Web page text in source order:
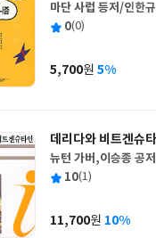
글
쓴
마단 사럽 등저/인한
출
사
평 0(0)
가
5,700원 5%
데리다와 비트겐슈
글
쓴
뉴턴 가버,이승종 공
출
사
평 10(1)
가
11,700원 10%